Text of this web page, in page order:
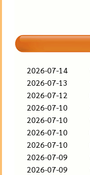
2026-07-14
2026-07-13
2026-07-12
2026-07-10
2026-07-10
2026-07-10
2026-07-10
2026-07-09
2026-07-09